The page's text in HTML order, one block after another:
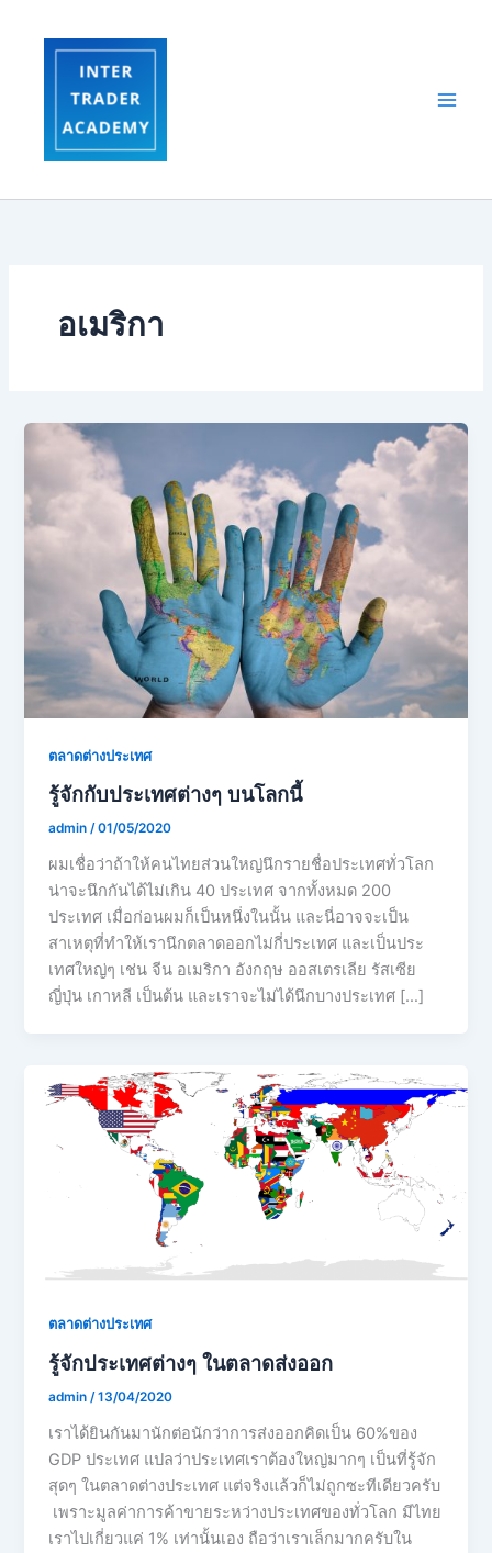
อเมริกา
ตลาดต่างประเทศ
รู้จักกับประเทศต่างๆ บนโลกนี้
admin/01/05/2020
ผมเชื่อว่าถ้าให้คนไทยส่วนใหญ่นึกรายชื่อประเทศทั่วโลก
น่าจะนึกกันได้ไม่เกิน 40 ประเทศ จากทั้งหมด 200
ประเทศ เมื่อก่อนผมก็เป็นหนึ่งในนั้น และนี่อาจจะเป็น
สาเหตุที่ทำให้เรานึกตลาดออกไม่กี่ประเทศ และเป็นประ
เทศใหญ่ๆ เช่น จีน อเมริกา อังกฤษ ออสเตรเลีย รัสเซีย
ญี่ปุ่น เกาหลี เป็นต้น และเราจะไม่ได้นึกบางประเทศ […]
ตลาดต่างประเทศ
รู้จักประเทศต่างๆ ในตลาดส่งออก
admin/13/04/2020
เราได้ยินกันมานักต่อนักว่าการส่งออกคิดเป็น 60%ของ
GDP ประเทศ แปลว่าประเทศเราต้องใหญ่มากๆ เป็นที่รู้จัก
สุดๆ ในตลาดต่างประเทศ แต่จริงแล้วก็ไม่ถูกซะทีเดียวครับ
เพราะมูลค่าการค้าขายระหว่างประเทศของทั่วโลก มีไทย
เราไปเกี่ยวแค่ 1% เท่านั้นเอง ถือว่าเราเล็กมากครับใน